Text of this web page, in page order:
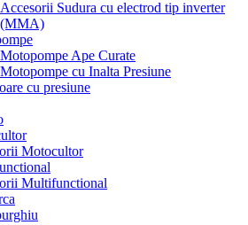
Accesorii Sudura cu electrod tip inverter
(MMA)
Motopompe Ape Curate
Motopompe cu Inalta Presiune
cu presiune
Motocultor
Multifunctional